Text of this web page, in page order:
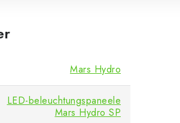
Mars Hydro
LED-beleuchtungspaneele
Mars Hydro SP